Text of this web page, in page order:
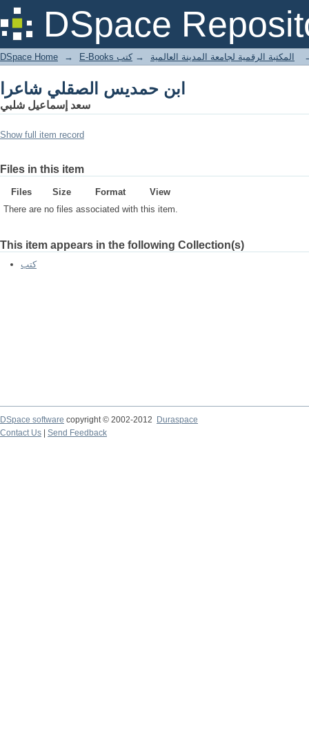
DSpace
ابن حمديس الصقلي شاعرا
DSpace Home → E-Books المكتبة الرقمية لجامعة المدينة العالمية → كتب
ابن حمديس الصقلي شاعرا
سعد إسماعيل شلبي
Show full item record
Files in this item
Files Size Format
View
There are no files associated with this item.
This item appears in the following Collection(s)
كتب
DSpace software copyright © 2002-2012
Duraspace
Contact Us
Send Feedback